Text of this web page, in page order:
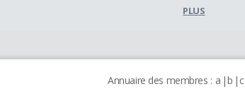
PLUS
Annuaire des membres : a b c